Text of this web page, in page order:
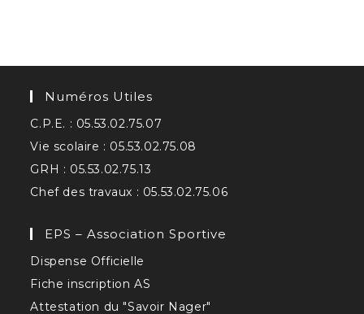
Numéros Utiles
C.P.E. : 05.53.02.75.07
Vie scolaire : 05.53.02.75.08
GRH : 05.53.02.75.13
Chef des travaux : 05.53.02.75.06
EPS – Association Sportive
Dispense Officielle
Fiche inscription AS
Attestation du "Savoir Nager"